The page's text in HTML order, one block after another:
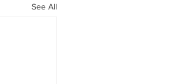
See All